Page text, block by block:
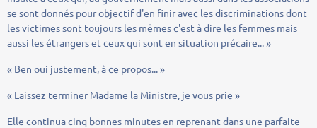
se sont donnés pour objectif d'en finir avec les discriminations dont
les victimes sont toujours les mêmes c'est à dire les femmes mais
aussi les étrangers et ceux qui sont en situation précaire... »
« Ben oui justement, à ce propos... »
« Laissez terminer Madame la Ministre, je vous prie »
Elle continua cinq bonnes minutes en reprenant dans une parfaite